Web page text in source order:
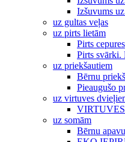
Izšuvums
uz gultas veļas
uz pirts lietām
Pirts cepures
Pirts svārki.
uz priekšautiem
Bērnu
Pieaugušo
uz virtuves
uz somām
Bērnu